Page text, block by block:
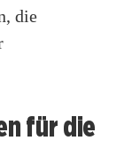
die
für die